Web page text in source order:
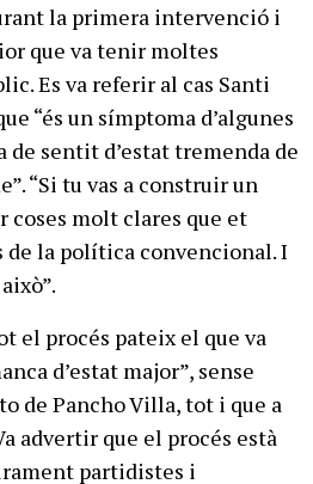
la primera intervenció i
que va tenir moltes
Es va referir al cas Santi
“és un símptoma d’algunes
de sentit d’estat tremenda de
“Si tu vas a construir un
coses molt clares que et
la política convencional. I
el procés pateix el que va
d’estat major”, sense
de Pancho Villa, tot i que a
advertir que el procés està
partidistes i